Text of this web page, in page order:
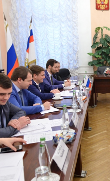
События в России и мире